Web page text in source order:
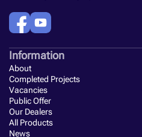
Information
About
Completed Projects
Vacancies
Public Offer
Our Dealers
All Products
News